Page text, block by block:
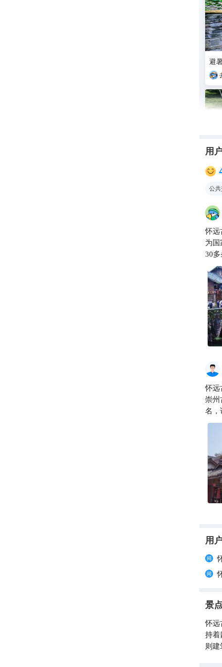
避
成
用
公
怀远
为国
30
好
筑
怀远
崇州
名，
了
用
景
怀远
持着
则